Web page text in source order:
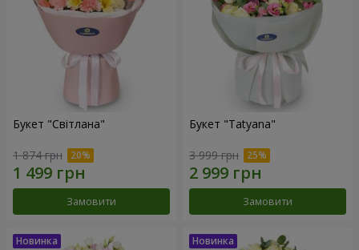
Букет "Світлана"
1 874 грн
Замовити
Букет "Tatyana"
3 999 грн
Замовити